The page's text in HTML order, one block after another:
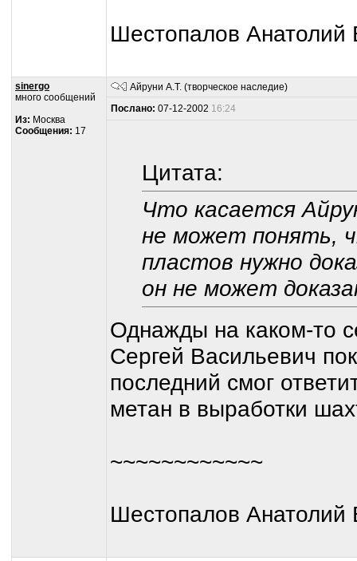
Шестопалов Анатолий
sinergo
много сообщений
Из: Москва
Сообщения: 17
Айруни А.Т. (творческое наследие)
Послано: 07-12-2002 16:24
Цитата:
Что касается
не может понять,
пластов нужно
он не может
Однажды на каком-то
Сергей Васильевич
последний смог
метан в выработки
~~~~~~~~~~~~
Шестопалов Анатолий